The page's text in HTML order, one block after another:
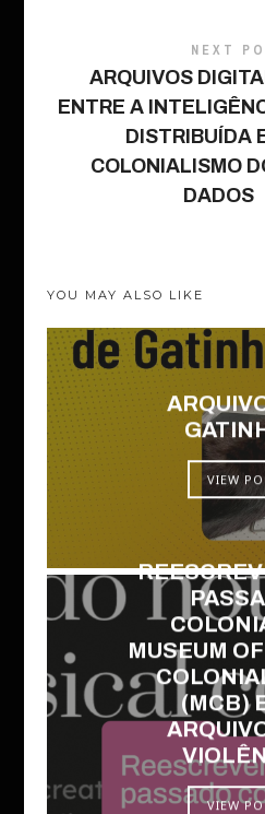
NEXT
ARQUIVOS
ENTRE A
DISTRIBUÍDA
COLONIALISMO
DADOS
YOU MAY ALSO LIKE
VIEW
MUSEUM
(MCB)
VIEW